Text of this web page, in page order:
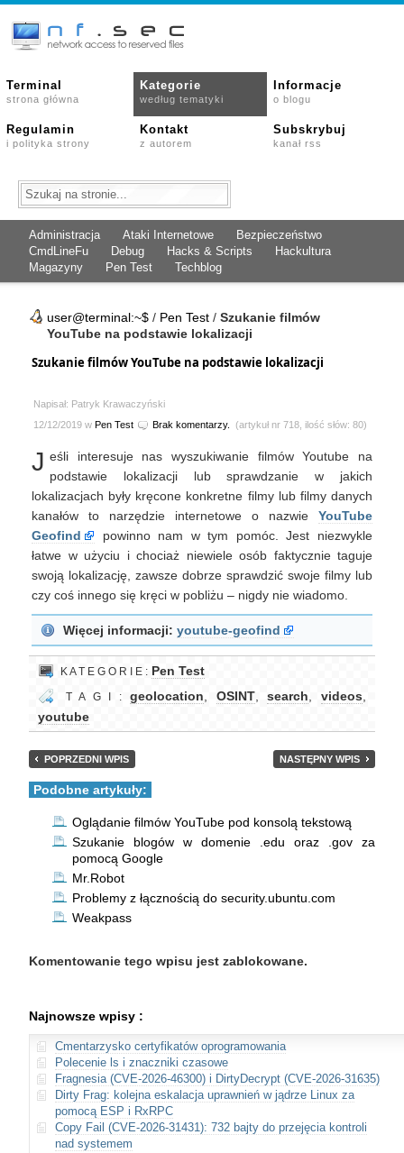
Terminal
strona główna
Kategorie
według tematyki
Informacje
o blogu
Regulamin
i polityka strony
Kontakt
z autorem
Subskrybuj
kanał rss
Administracja Ataki Internetowe
Bezpieczeństwo
CmdLineFu
Debug Hacks & Scripts
Hackultura
Magazyny
Pen Test Techblog
user@terminal:~$ / Pen Test / Szukanie filmów
YouTube na podstawie lokalizacji
Szukanie filmów YouTube na podstawie lokalizacji
Napisał: Patryk Krawaczyński
12/12/2019 w Pen Test Brak komentarzy. (artykuł nr 718, ilość słów: 80)
J eśli interesuje nas wyszukiwanie filmów Youtube na
podstawie lokalizacji lub sprawdzanie w jakich
lokalizacjach były kręcone konkretne filmy lub filmy danych
kanałów to narzędzie internetowe o nazwie YouTube
Geofind
powinno nam w tym pomóc. Jest niezwykle
łatwe w użyciu i chociaż niewiele osób faktycznie taguje
swoją lokalizację, zawsze dobrze sprawdzić swoje filmy lub
czy coś innego się kręci w pobliżu – nigdy nie wiadomo.
Więcej informacji: youtube-geofind
K A T E G O R I E : Pen Test
T A G I : geolocation OSINT,search ,videos
youtube
POPRZEDNI WPIS NASTĘPNY WPIS
Podobne artykuły:
Oglądanie filmów YouTube pod konsolą tekstową
Szukanie blogów w domenie .edu oraz .gov za
pomocą Google
Mr.Robot
Problemy z łącznością do security.ubuntu.com
Weakpass
Komentowanie tego wpisu jest zablokowane.
Najnowsze wpisy :
Cmentarzysko certyfikatów oprogramowania
Polecenie ls i znaczniki czasowe
Fragnesia (CVE-2026-46300) i DirtyDecrypt (CVE-2026-31635)
Dirty Frag: kolejna eskalacja uprawnień w jądrze Linux za
pomocą ESP i RxRPC
Copy Fail (CVE-2026-31431): 732 bajty do przejęcia kontroli
nad systemem